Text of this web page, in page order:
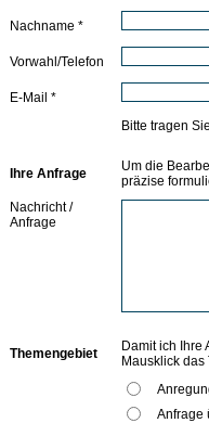
Nachname *
Vorwahl/Telefon
E-Mail *
Bitte tragen
Ihre Anfrage
Um die
präzise
Nachricht /
Anfrage
Themengebiet
Damit ich Ihre
Mausklick
Anfrage